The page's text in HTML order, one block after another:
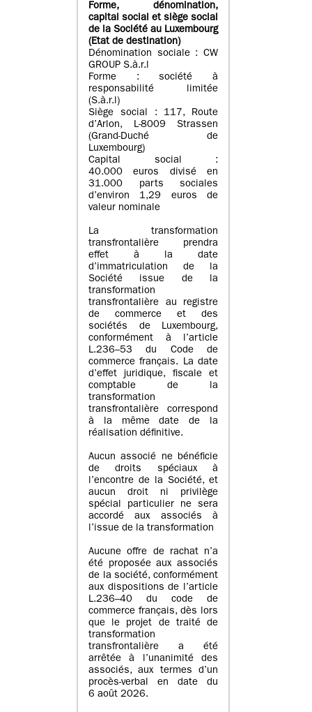
Forme, dénomination,
capital social et siège social
de la Société au Luxembourg
(Etat de destination)
Dénomination sociale : CW
GROUP S.à.r.l
Forme : société à
responsabilité limitée
(S.à.r.l)
Siège social : 117, Route
d’Arlon, L-8009 Strassen
(Grand-Duché de
Luxembourg)
Capital social :
40.000 euros divisé en
31.000 parts sociales
d’environ 1,29 euros de
valeur nominale
La transformation
transfrontalière prendra
effet à la date
d’immatriculation de la
Société issue de la
transformation
transfrontalière au registre
de commerce et des
sociétés de Luxembourg,
conformément à l’article
L.236–53 du Code de
commerce français. La date
d’effet juridique, fiscale et
comptable de la
transformation
transfrontalière correspond
à la même date de la
réalisation définitive.
Aucun associé ne bénéficie
de droits spéciaux à
l’encontre de la Société, et
aucun droit ni privilège
spécial particulier ne sera
accordé aux associés à
l’issue de la transformation
Aucune offre de rachat n’a
été proposée aux associés
de la société, conformément
aux dispositions de l’article
L.236–40 du code de
commerce français, dès lors
que le projet de traité de
transformation
transfrontalière a été
arrêtée à l’unanimité des
associés, aux termes d’un
procès-verbal en date du
6 août 2026.